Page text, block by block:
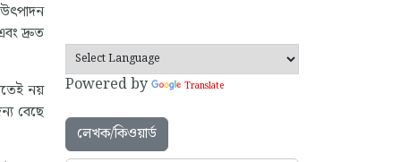
উৎপাদন
দ্রুত
নয়
বেছে
Powered by Translate
লেখক/কিওয়ার্ড